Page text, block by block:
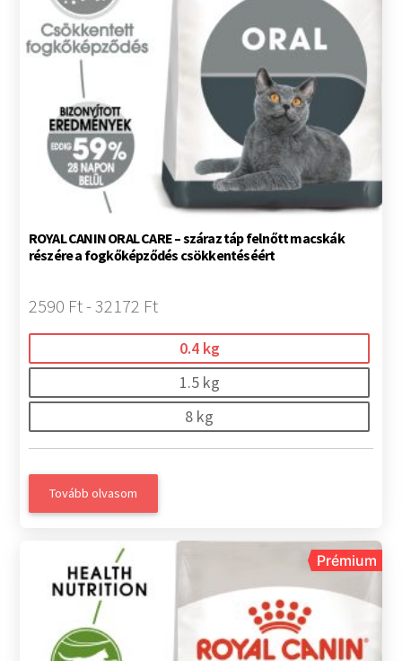
ROYAL CANIN ORAL CARE – száraz táp felnőtt macskák
részére a fogkőképződés csökkentéséért
2590 Ft - 32172 Ft
0.4 kg
1.5 kg
8 kg
Tovább olvasom
Prémium